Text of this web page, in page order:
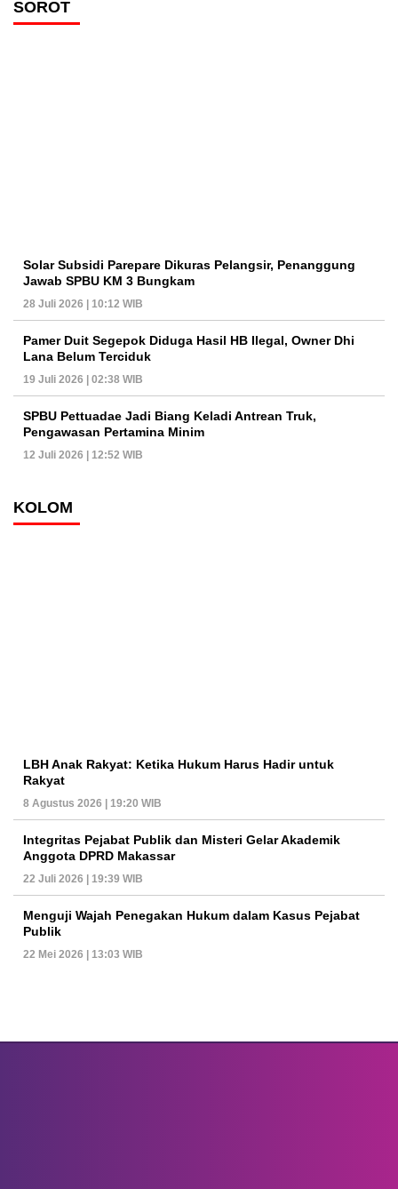
SOROT
Solar Subsidi Parepare Dikuras Pelangsir, Penanggung
Jawab SPBU KM 3 Bungkam
28 Juli 2026 | 10:12 WIB
Pamer Duit Segepok Diduga Hasil HB Ilegal, Owner Dhi
Lana Belum Terciduk
19 Juli 2026 | 02:38 WIB
SPBU Pettuadae Jadi Biang Keladi Antrean Truk,
Pengawasan Pertamina Minim
12 Juli 2026 | 12:52 WIB
KOLOM
LBH Anak Rakyat: Ketika Hukum Harus Hadir untuk
Rakyat
8 Agustus 2026 | 19:20 WIB
Integritas Pejabat Publik dan Misteri Gelar Akademik
Anggota DPRD Makassar
22 Juli 2026 | 19:39 WIB
Menguji Wajah Penegakan Hukum dalam Kasus Pejabat
Publik
22 Mei 2026 | 13:03 WIB